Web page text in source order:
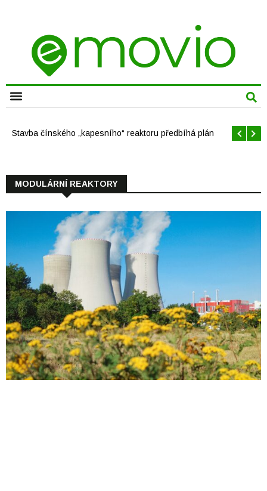
Stavba čínského „kapesního“ reaktoru předbíhá plán
MODULÁRNÍ REAKTORY